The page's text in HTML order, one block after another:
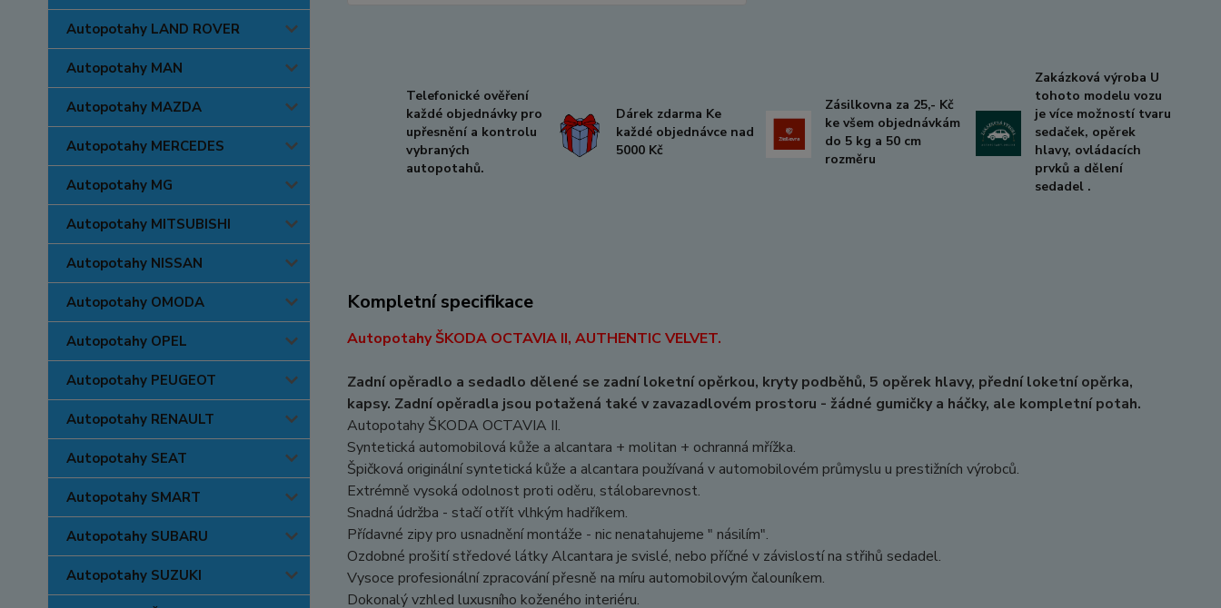
Autopotahy LAND ROVER
Autopotahy MAN
Autopotahy MAZDA
Autopotahy MERCEDES
Autopotahy MG
Autopotahy MITSUBISHI
Autopotahy NISSAN
Autopotahy OMODA
Autopotahy OPEL
Autopotahy PEUGEOT
Autopotahy RENAULT
Autopotahy SEAT
Autopotahy SMART
Autopotahy SUBARU
Autopotahy SUZUKI
Telefonické ověření
každé objednávky pro
upřesnění a kontrolu
vybraných
autopotahů.
Dárek zdarma Ke
každé objednávce nad
5000 Kč
Zásilkovna za 25,- Kč
ke všem objednávkám
do 5 kg a 50 cm
rozměru
Zakázková výroba U
tohoto modelu vozu
je více možností tvaru
sedaček, opěrek
hlavy, ovládacích
prvků a dělení
sedadel .
Kompletní specifikace
Autopotahy ŠKODA OCTAVIA II, AUTHENTIC VELVET.
Zadní opěradlo a sedadlo dělené se zadní loketní opěrkou, kryty podběhů, 5 opěrek hlavy, přední loketní opěrka,
kapsy. Zadní opěradla jsou potažená také v zavazadlovém prostoru - žádné gumičky a háčky, ale kompletní potah.
Autopotahy ŠKODA OCTAVIA II.
Syntetická automobilová kůže a alcantara + molitan + ochranná mřížka.
Špičková originální syntetická kůže a alcantara používaná v automobilovém průmyslu u prestižních výrobců.
Extrémně vysoká odolnost proti oděru, stálobarevnost.
Snadná údržba - stačí otřít vlhkým hadříkem.
Přídavné zipy pro usnadnění montáže - nic nenatahujeme " násilím".
Ozdobné prošití středové látky Alcantara je svislé, nebo příčné v závislostí na střihů sedadel.
Vysoce profesionální zpracování přesně na míru automobilovým čalouníkem.
Dokonalý vzhled luxusního koženého interiéru.